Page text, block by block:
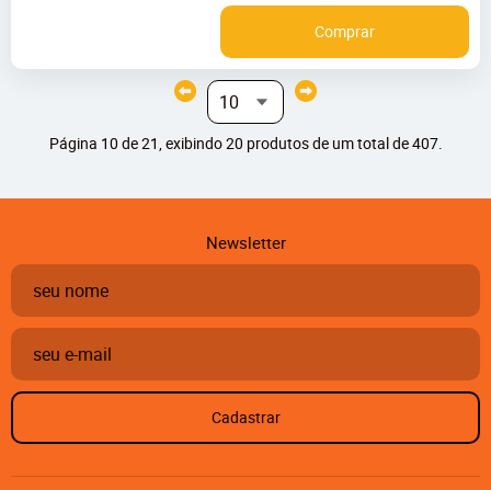
Comprar
Página 10 de 21, exibindo 20 produtos de um total de 407.
Newsletter
Cadastrar